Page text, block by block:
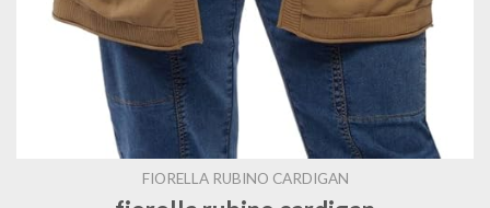
FIORELLA RUBINO CARDIGAN